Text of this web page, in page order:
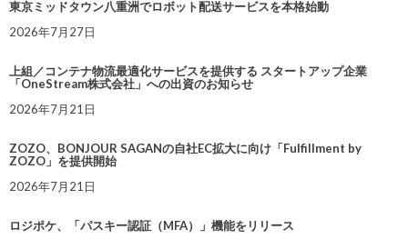
東京ミッドタウン八重洲でロボット配送サービスを本格始動
2026年7月27日
上組／コンテナ物流最適化サービスを提供する スタートアップ企業
「OneStream株式会社」への出資のお知らせ
2026年7月21日
ZOZO、BONJOUR SAGANの自社EC拡大に向け「Fulfillment by
ZOZO」を提供開始
2026年7月21日
ロジポケ、「パスキー認証（MFA）」機能をリリース